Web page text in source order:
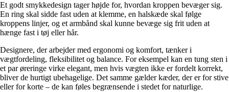
Et godt smykkedesign tager højde for, hvordan kroppen bevæger sig.
En ring skal sidde fast uden at klemme, en halskæde skal følge
kroppens linjer, og et armbånd skal kunne bevæge sig frit uden at
hænge fast i tøj eller hår.
Designere, der arbejder med ergonomi og komfort, tænker i
vægtfordeling, fleksibilitet og balance. For eksempel kan en tung sten i
et par øreringe virke elegant, men hvis vægten ikke er fordelt korrekt,
bliver de hurtigt ubehagelige. Det samme gælder kæder, der er for stive
eller for korte – de kan føles begrænsende i stedet for naturlige.